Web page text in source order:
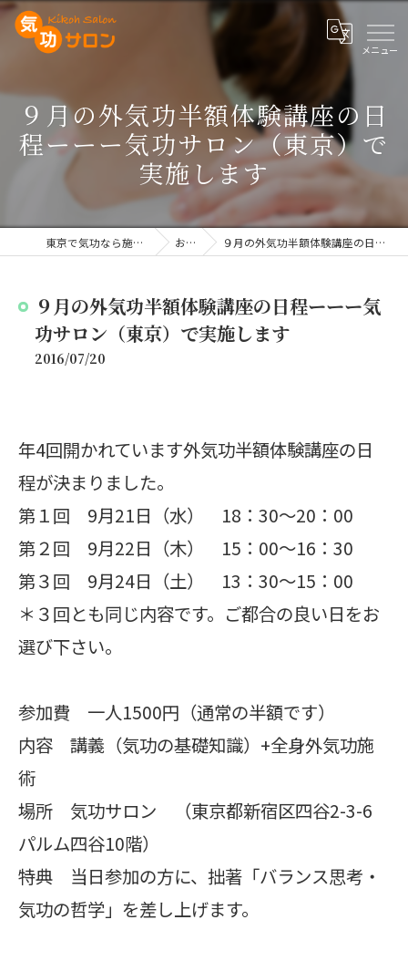
９月の外気功半額体験講座の日
程ーーー気功サロン（東京）で
実施します
東京で気功なら施術や講座を行う気功サロン お知らせ ９月の外気功半額体験講座の日程ーーー気功サロン（東京）で実施します
９月の外気功半額体験講座の日程ーーー気
功サロン（東京）で実施します
2016/07/20
年4回開かれています外気功半額体験講座の日
程が決まりました。
第１回 9月21日（水） 18：30～20：00
第２回 9月22日（木） 15：00～16：30
第３回 9月24日（土） 13：30～15：00
＊３回とも同じ内容です。ご都合の良い日をお
選び下さい。
参加費 一人1500円（通常の半額です）
内容 講義（気功の基礎知識）+全身外気功施
術
場所 気功サロン （東京都新宿区四谷2-3-6
パルム四谷10階）
特典 当日参加の方に、拙著「バランス思考・
気功の哲学」を差し上げます。